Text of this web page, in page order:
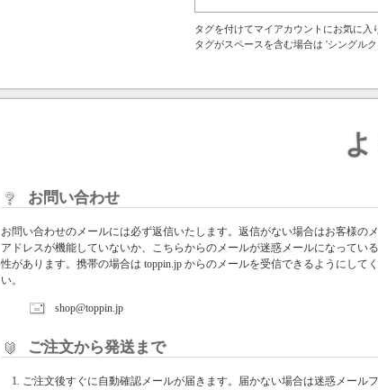
タグを付けてマイアカウントにお気に入
タグがスペースを含む場合は 'シングル
お問い合わせ
お問い合わせのメールには必ず返信いたします。返信がない場合はお客様の
アドレスが機能していないか、こちらからのメールが迷惑メールになってい
性があります。携帯の場合は toppin.jp からのメールを受信できるようにして
い。
shop@toppin.jp
ご注文から発送まで
ご注文後すぐに自動確認メールが届きます。届かない場合は迷惑メール